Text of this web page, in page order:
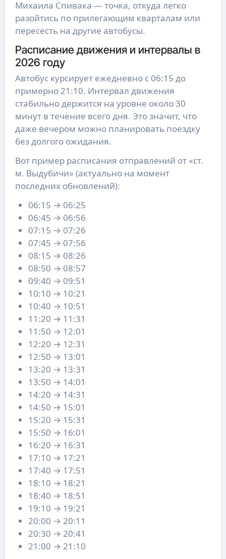
Михаила Спивака — точка, откуда легко
разойтись по прилегающим кварталам или
пересесть на другие автобусы.
Расписание движения и интервалы в
2026 году
Автобус курсирует ежедневно с 06:15 до
примерно 21:10. Интервал движения
стабильно держится на уровне около 30
минут в течение всего дня. Это значит, что
даже вечером можно планировать поездку
без долгого ожидания.
Вот пример расписания отправлений от «ст.
м. Выдубичи» (актуально на момент
последних обновлений):
06:15 → 06:25
06:45 → 06:56
07:15 → 07:26
07:45 → 07:56
08:15 → 08:26
08:50 → 08:57
09:40 → 09:51
10:10 → 10:21
10:40 → 10:51
11:20 → 11:31
11:50 → 12:01
12:20 → 12:31
12:50 → 13:01
13:20 → 13:31
13:50 → 14:01
14:20 → 14:31
14:50 → 15:01
15:20 → 15:31
15:50 → 16:01
16:20 → 16:31
17:10 → 17:21
17:40 → 17:51
18:10 → 18:21
18:40 → 18:51
19:10 → 19:21
20:00 → 20:11
20:30 → 20:41
21:00 → 21:10